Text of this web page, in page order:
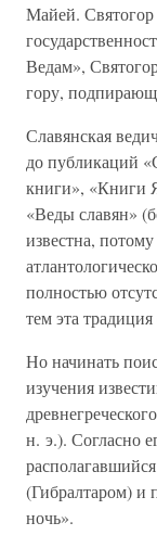
Майей. Святогор
Ведам»,
гору,
Славянская
до публикаций
книги», «Книги
«Веды славян»
известна,
полностью
тем эта
Но начинать
изучения
н. э.). Согласно
(Гибралтаром) и
ночь».